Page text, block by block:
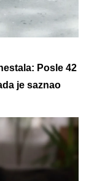
Posle 42
je saznao